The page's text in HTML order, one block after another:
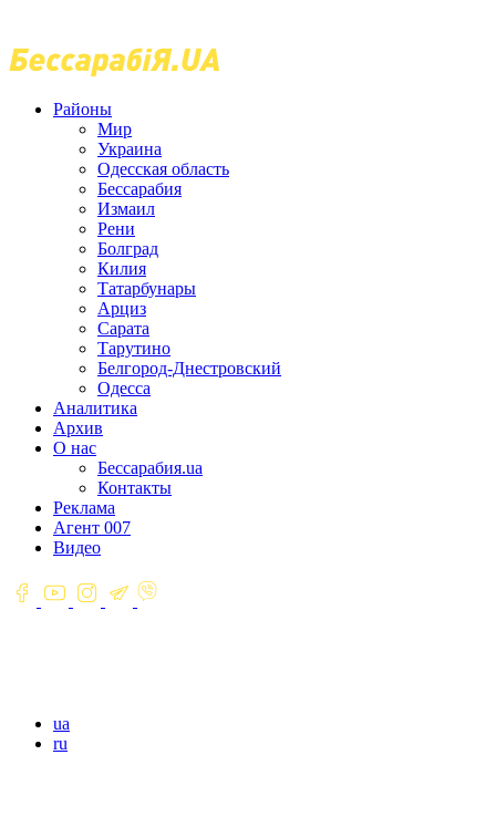
Районы
Мир
Украина
Одесская область
Бессарабия
Измаил
Рени
Болград
Килия
Татарбунары
Арциз
Сарата
Тарутино
Белгород-Днестровский
Одесса
Аналитика
Архив
О нас
Бессарабия.ua
Контакты
Реклама
Агент 007
Видео
ua
ru